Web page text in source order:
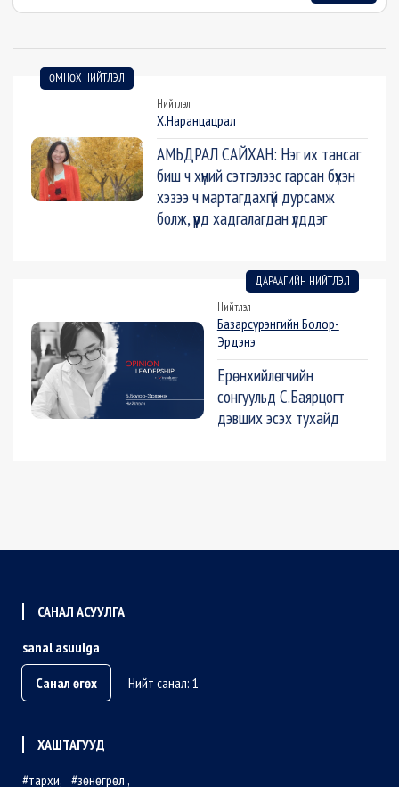
ӨМНӨХ НИЙТЛЭЛ
Нийтлэл
Х.Наранцацрал
АМЬДРАЛ САЙХАН: Нэг их тансаг
биш ч хүний сэтгэлээс гарсан бүхэн
хэзээ ч мартагдахгүй дурсамж
болж, үүрд хадгалагдан үлддэг
ДАРААГИЙН НИЙТЛЭЛ
Нийтлэл
Базарсүрэнгийн Болор-
Эрдэнэ
Ерөнхийлөгчийн
сонгуульд С.Баярцогт
дэвших эсэх тухайд
САНАЛ АСУУЛГА
sanal asuulga
Санал өгөх
Нийт санал: 1
ХАШТАГУУД
тархи
зөнөгрөл